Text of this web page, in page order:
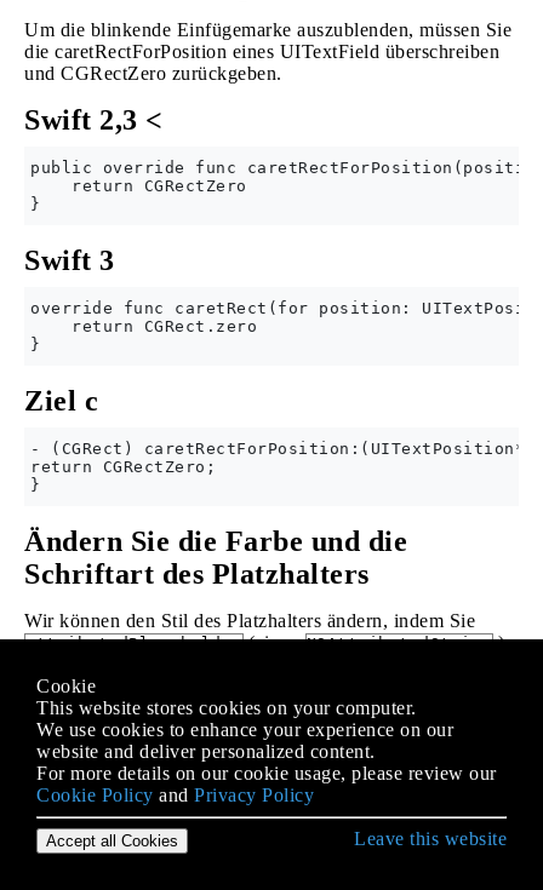
Um die blinkende Einfügemarke auszublenden, müssen Sie
die caretRectForPosition eines UITextField überschreiben
und CGRectZero zurückgeben.
Swift 2,3 <
public override func
    return CGRectZero
Swift 3
override func caretRect(for position:
    return CGRect.zero
Ziel c
- (CGRect)
return CGRectZero;
Ändern Sie die Farbe und die
Schriftart des Platzhalters
Wir können den Stil des Platzhalters ändern, indem Sie
attributedPlaceholder(einenNSAttributedString)
var placeholderAttributes = [String: AnyObject]()
placeholderAttributes[NSFontAttributeName] = font
if let placeholder = textField.placeholder {
let newAttributedPlaceholder =
textField.attributedPlaceholder =
Cookie
This website stores cookies on your computer.
We use cookies to enhance your experience on our
website and deliver personalized content.
For more details on our cookie usage, please review our
Cookie Policy and Privacy Policy
Accept all Cookies Leave this website